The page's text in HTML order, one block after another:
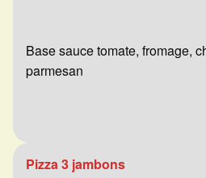
Base sauce tomate, fromage,
parmesan
Pizza 3 jambons